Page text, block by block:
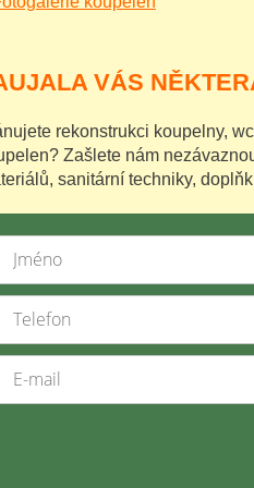
VÁS
rekonstrukci koupelny,
Zašlete nám
sanitární techniky,